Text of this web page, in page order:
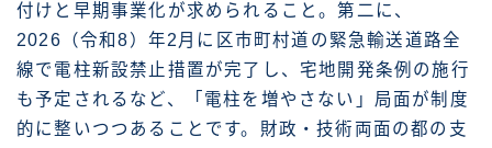
付けと早期事業化が求められること。第二に、
2026（令和8）年2月に区市町村道の緊急輸送道路全
線で電柱新設禁止措置が完了し、宅地開発条例の施行
も予定されるなど、「電柱を増やさない」局面が制度
的に整いつつあることです。財政・技術両面の都の支